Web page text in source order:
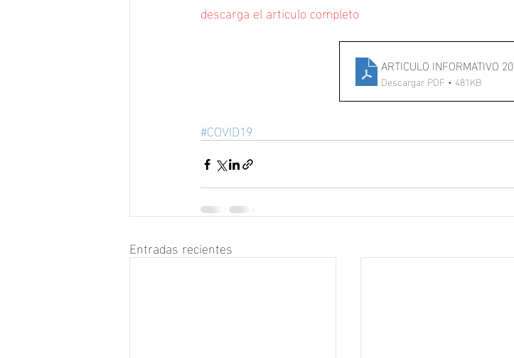
descarga el articulo completo
ARTICULO INFORMATIVO
Descargar PDF • 481KB
#COVID19
Entradas recientes